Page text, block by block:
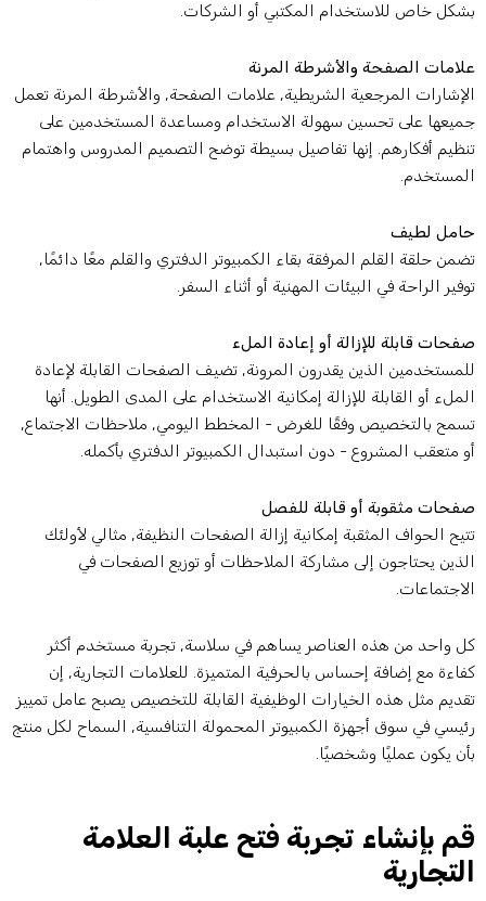
خاص للاستخدام المكتبي أو الشركات.
الصفحة والأشرطة المرنة
المرجعية الشريطية, علامات الصفحة, والأشرطة المرنة تعمل
على تحسين سهولة الاستخدام ومساعدة المستخدمين على
أفكارهم. إنها تفاصيل بسيطة توضح التصميم المدروس واهتمام
لطيف
حلقة القلم المرفقة بقاء الكمبيوتر الدفتري والقلم معًا دائمًا,
الراحة في البيئات المهنية أو أثناء السفر.
قابلة للإزالة أو إعادة الملء
الذين يقدرون المرونة, تضيف الصفحات القابلة لإعادة
أو القابلة للإزالة إمكانية الاستخدام على المدى الطويل. أنها
بالتخصيص وفقًا للغرض - المخطط اليومي, ملاحظات الاجتماع,
متعقب المشروع - دون استبدال الكمبيوتر الدفتري بأكمله.
مثقوبة أو قابلة للفصل
الحواف المثقبة إمكانية إزالة الصفحات النظيفة, مثالي لأولئك
يحتاجون إلى مشاركة الملاحظات أو توزيع الصفحات في
واحد من هذه العناصر يساهم في سلاسة, تجربة مستخدم أكثر
مع إضافة إحساس بالحرفية المتميزة. للعلامات التجارية, إن
مثل هذه الخيارات الوظيفية القابلة للتخصيص يصبح عامل تمييز
في سوق أجهزة الكمبيوتر المحمولة التنافسية, السماح لكل منتج
يكون عمليًا وشخصيًا.
بإنشاء تجربة فتح علبة العلامة